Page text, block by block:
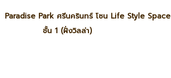
Park ศรีนครินทร์ โซน Life Style Space
ชั้น 1 (ฝั่งวิลล่า)